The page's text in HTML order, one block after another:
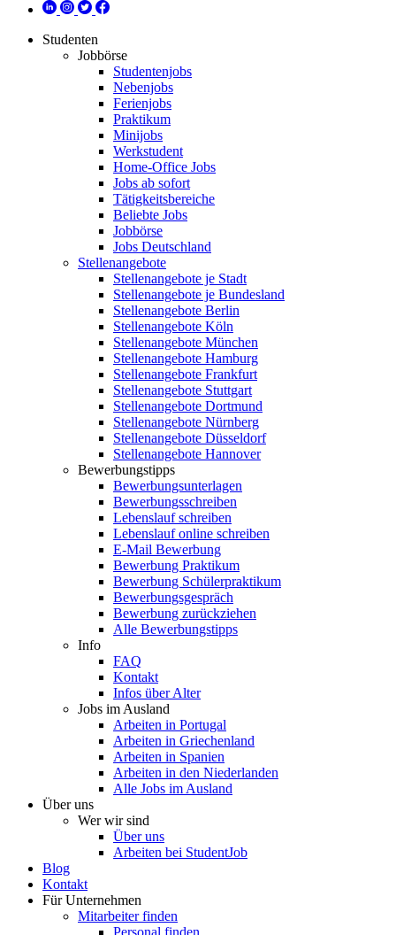
Studenten
Jobbörse
Studentenjobs
Nebenjobs
Ferienjobs
Praktikum
Minijobs
Werkstudent
Home-Office Jobs
Jobs ab sofort
Tätigkeitsbereiche
Beliebte Jobs
Jobbörse
Jobs Deutschland
Stellenangebote
Stellenangebote je Stadt
Stellenangebote je Bundesland
Stellenangebote Berlin
Stellenangebote Köln
Stellenangebote München
Stellenangebote Hamburg
Stellenangebote Frankfurt
Stellenangebote Stuttgart
Stellenangebote Dortmund
Stellenangebote Nürnberg
Stellenangebote Düsseldorf
Stellenangebote Hannover
Bewerbungstipps
Bewerbungsunterlagen
Bewerbungsschreiben
Lebenslauf schreiben
Lebenslauf online schreiben
E-Mail Bewerbung
Bewerbung Praktikum
Bewerbung Schülerpraktikum
Bewerbungsgespräch
Bewerbung zurückziehen
Alle Bewerbungstipps
Info
FAQ
Kontakt
Infos über Alter
Jobs im Ausland
Arbeiten in Portugal
Arbeiten in Griechenland
Arbeiten in Spanien
Arbeiten in den Niederlanden
Alle Jobs im Ausland
Über uns
Wer wir sind
Über uns
Arbeiten bei StudentJob
Blog
Kontakt
Für Unternehmen
Mitarbeiter finden
Personal finden